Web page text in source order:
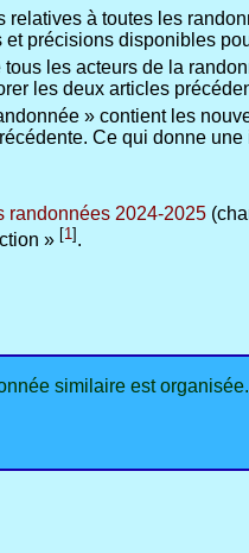
relatives à toutes les
et précisions disponibles
les acteurs de la
les deux articles
» contient les
Ce qui donne
randonnées 2024-2025
» [1] .
similaire est organisée.